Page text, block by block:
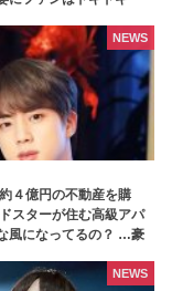
４億円の不動産を購
スターが住む高級アパ
風になってるの？ …豪
NEWS
NEWS